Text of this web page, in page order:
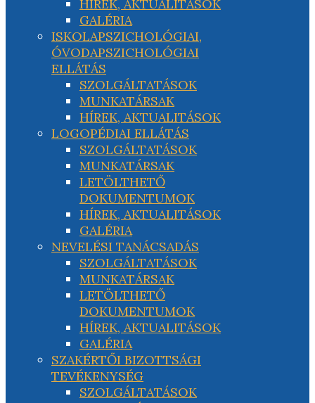
HÍREK, AKTUALITÁSOK
GALÉRIA
ISKOLAPSZICHOLÓGIAI,
ÓVODAPSZICHOLÓGIAI
ELLÁTÁS
SZOLGÁLTATÁSOK
MUNKATÁRSAK
HÍREK, AKTUALITÁSOK
LOGOPÉDIAI ELLÁTÁS
SZOLGÁLTATÁSOK
MUNKATÁRSAK
LETÖLTHETŐ
DOKUMENTUMOK
HÍREK, AKTUALITÁSOK
GALÉRIA
NEVELÉSI TANÁCSADÁS
SZOLGÁLTATÁSOK
MUNKATÁRSAK
LETÖLTHETŐ
DOKUMENTUMOK
HÍREK, AKTUALITÁSOK
GALÉRIA
SZAKÉRTŐI BIZOTTSÁGI
TEVÉKENYSÉG
SZOLGÁLTATÁSOK